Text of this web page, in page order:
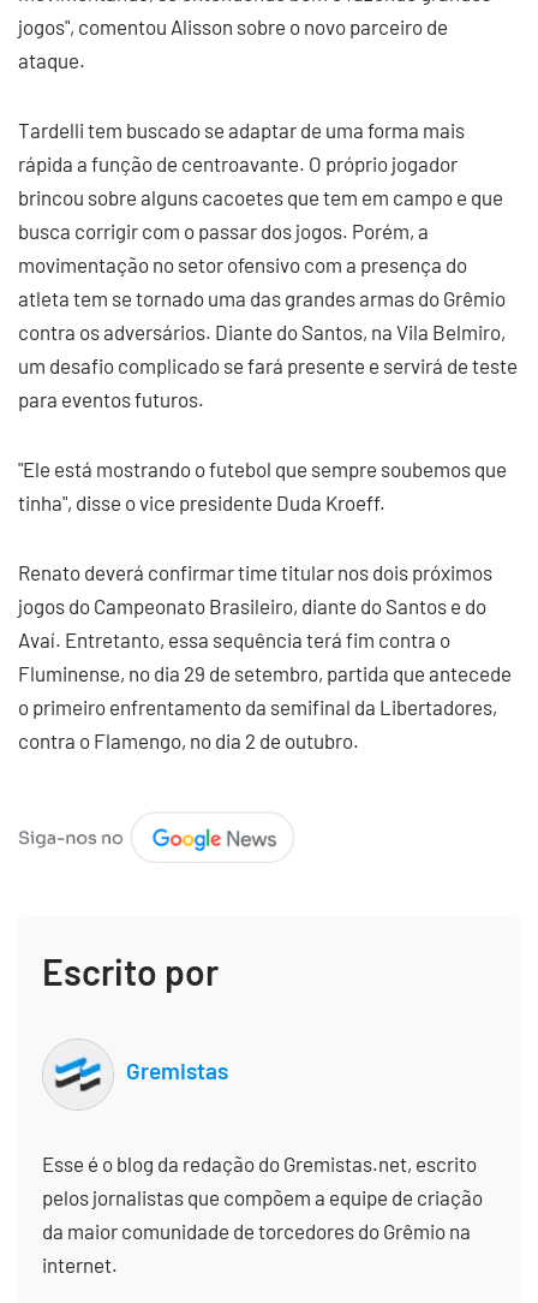
jogos", comentou Alisson sobre o novo parceiro de
ataque.
Tardelli tem buscado se adaptar de uma forma mais
rápida a função de centroavante. O próprio jogador
brincou sobre alguns cacoetes que tem em campo e que
busca corrigir com o passar dos jogos. Porém, a
movimentação no setor ofensivo com a presença do
atleta tem se tornado uma das grandes armas do Grêmio
contra os adversários. Diante do Santos, na Vila Belmiro,
um desafio complicado se fará presente e servirá de teste
para eventos futuros.
"Ele está mostrando o futebol que sempre soubemos que
tinha", disse o vice presidente Duda Kroeff.
Renato deverá confirmar time titular nos dois próximos
jogos do Campeonato Brasileiro, diante do Santos e do
Avaí. Entretanto, essa sequência terá fim contra o
Fluminense, no dia 29 de setembro, partida que antecede
o primeiro enfrentamento da semifinal da Libertadores,
contra o Flamengo, no dia 2 de outubro.
Escrito por
Gremistas
Esse é o blog da redação do Gremistas.net, escrito
pelos jornalistas que compõem a equipe de criação
da maior comunidade de torcedores do Grêmio na
internet.